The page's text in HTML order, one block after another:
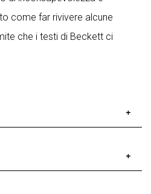
come far rivivere alcune
che i testi di Beckett ci
2007 da Maurizio Lupinelli e
alla drammaturgia